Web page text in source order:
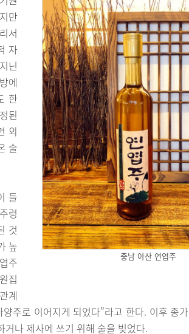
충남 아산 연엽주
만
서
자
닌
에
한
된
외
술
들
령
것
높
주
집
계
주로 이어지게 되었다”라고 한다. 이후 종
나 제사에 쓰기 위해 술을 빚었다.